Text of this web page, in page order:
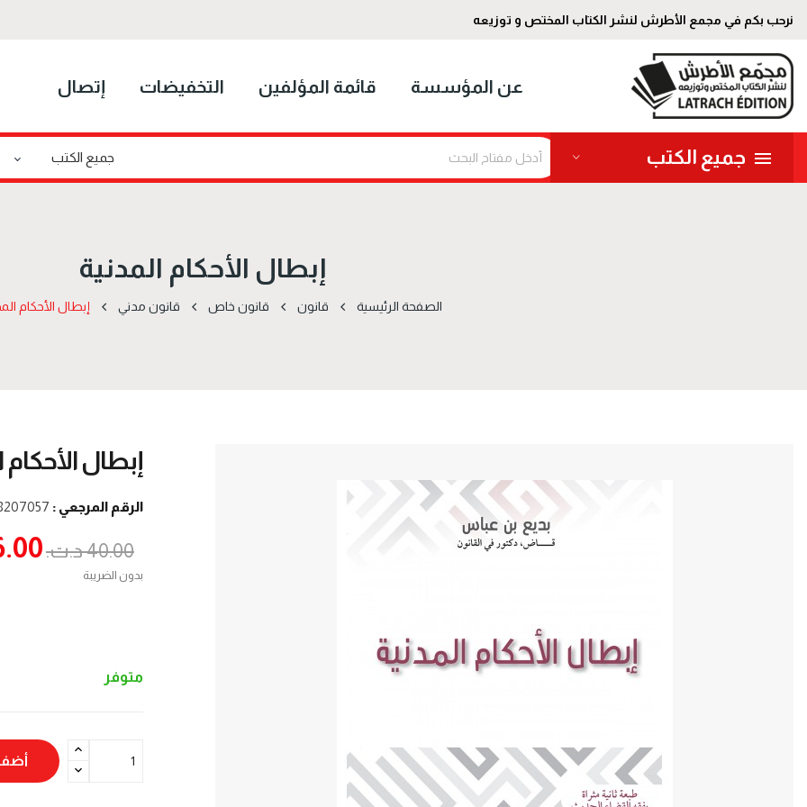
نرحب بكم في مجمع الأطرش لنشر الكتاب المختص و توزيعه
عن المؤسسة قائمة المؤلفين التخفيضات إتصال
جميع الكتب
إبطال الأحكام المدنية
الصفحة الرئيسية قانون قانون خاص قانون مدني إبطال الأحكام
إبطال الأحكام
الرقم المرجعي :
40.00 د.ت.‏
بدون الضريبة
متوفر